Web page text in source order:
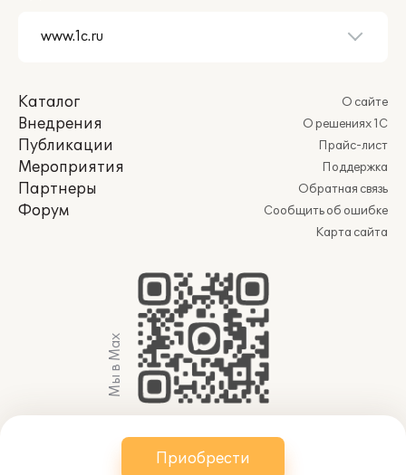
Приобрести
Каталог
Внедрения
Публикации
Мероприятия
Партнеры
Форум
О сайте
О решениях 1С
Прайс-лист
Поддержка
Обратная связь
Сообщить об ошибке
Карта сайта
Мы в Max
© 2011-2026 АО «Группа 1С» (правопреемник ООО